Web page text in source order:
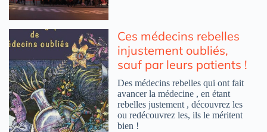
Ces médecins rebelles
injustement oubliés,
sauf par leurs patients !
Des médecins rebelles qui ont fait
avancer la médecine , en étant
rebelles justement , découvrez les
ou redécouvrez les, ils le méritent
bien !